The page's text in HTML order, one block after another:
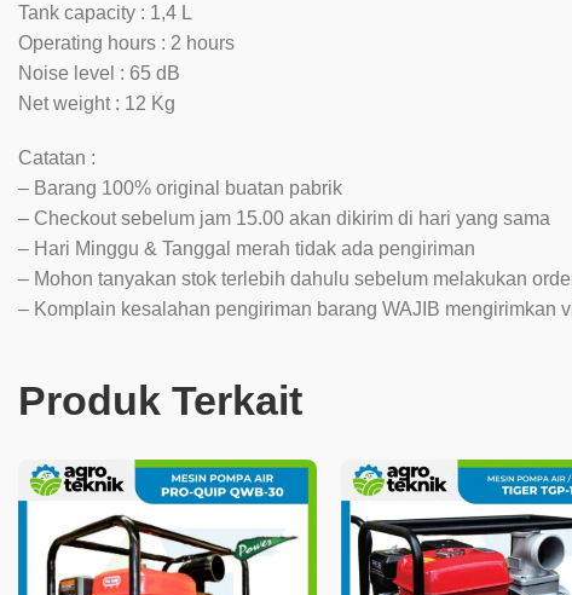
Tank capacity : 1,4 L
Operating hours : 2 hours
Noise level : 65 dB
Net weight : 12 Kg
Catatan :
– Barang 100% original buatan pabrik
– Checkout sebelum jam 15.00 akan dikirim di hari yang sama
– Hari Minggu & Tanggal merah tidak ada pengiriman
– Mohon tanyakan stok terlebih dahulu sebelum melakukan
– Komplain kesalahan pengiriman barang WAJIB
Produk Terkait